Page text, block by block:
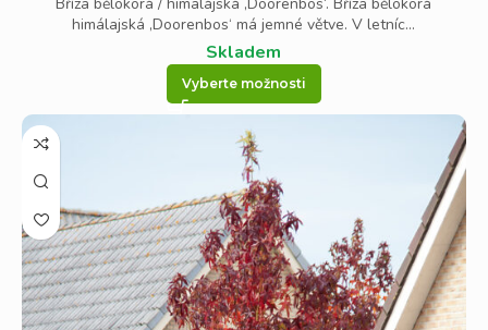
himálajská ‚Doorenbos‘ má jemné větve. V letníc...
Skladem
Vyberte možnosti